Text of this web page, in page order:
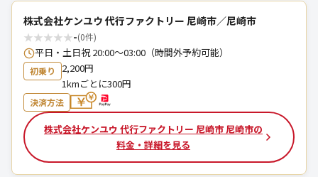
株式会社ケンユウ 代行ファクトリー 尼崎市／尼崎市
★★★★★-(0件)
平日・土日祝 20:00〜03:00（時間外予約可能）
初乗り
2,200円
1kmごとに300円
決済方法
株式会社ケンユウ 代行ファクトリー 尼崎市 尼崎市の
料金・詳細を見る